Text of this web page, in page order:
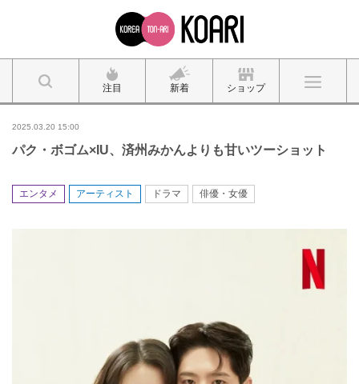
注目 新着 ショップ
2025.03.20 15:00
パク・ボゴム×IU、済州みかんよりも甘いツーショット
エンタメ アーティスト ドラマ 俳優・女優